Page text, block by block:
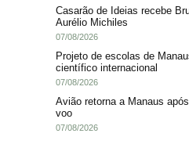
Casarão de Ideias recebe
Aurélio Michiles
07/08/2026
Projeto de escolas de
científico internacional
07/08/2026
Avião retorna a Manaus
voo
07/08/2026